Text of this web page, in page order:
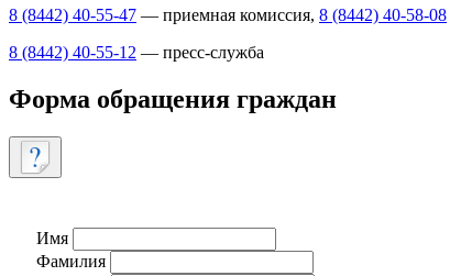
8 (8442) 40-55-47 — приемная комиссия, 8 (8442) 40-58-08
8 (8442) 40-55-12 — пресс-служба
Форма обращения граждан
Имя
Фамилия